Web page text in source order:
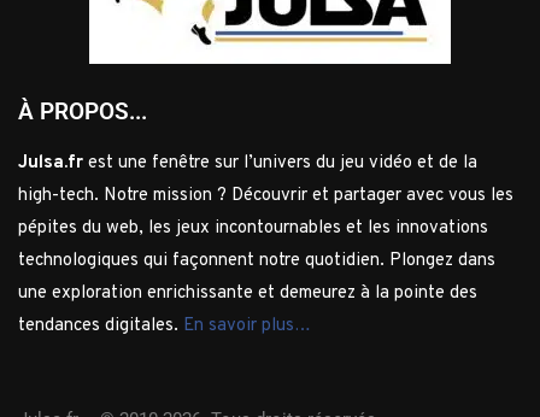
À PROPOS...
Julsa.fr est une fenêtre sur l’univers du jeu vidéo et de la
high-tech. Notre mission ? Découvrir et partager avec vous les
pépites du web, les jeux incontournables et les innovations
technologiques qui façonnent notre quotidien. Plongez dans
une exploration enrichissante et demeurez à la pointe des
tendances digitales. En savoir plus…